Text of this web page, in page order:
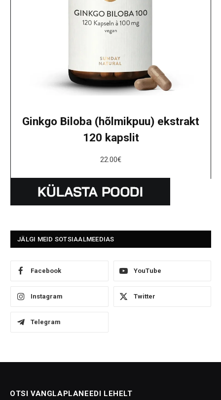
Ginkgo Biloba (hõlmikpuu) ekstrakt
120 kapslit
22.00€
JÄLGI MEID SOTSIAALMEEDIAS
Facebook YouTube
Instagram Twitter
Telegram
OTSI VANGLAPLANEEDI LEHELT